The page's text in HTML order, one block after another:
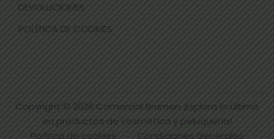
DEVOLUCIONES
POLÍTICA DE COOKIES
Copyright © 2026 Comercial Brumen ¡Explora lo último
en productos de cosmética y peluquería!
Política de cookies
Condiciones Generales